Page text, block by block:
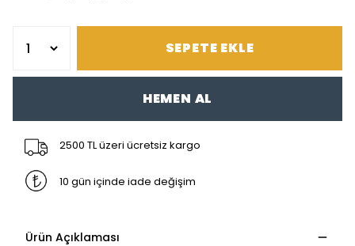
SEPETE EKLE
HEMEN AL
2500 TL üzeri ücretsiz kargo
10 gün içinde iade değişim
Ürün Açıklaması